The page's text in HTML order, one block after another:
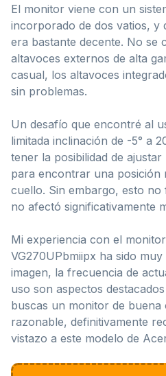
El monitor viene con un
incorporado de dos vatios, y
era bastante decente. No se
altavoces externos de alta
casual, los altavoces
sin problemas.
Un desafío que encontré al
limitada inclinación de -5° a
tener la posibilidad de
para encontrar una posición
cuello. Sin embargo, esto
no afectó significativamente
Mi experiencia con el
VG270UPbmiipx ha sido muy
imagen, la frecuencia de
uso son aspectos
buscas un monitor de buena
razonable, definitivamente
vistazo a este modelo de